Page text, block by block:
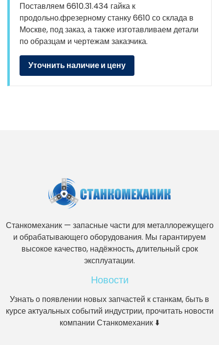
Поставляем 6610.31.434 гайка к
продольно.фрезерному станку 6610 со склада в
Москве, под заказ, а также изготавливаем детали
по образцам и чертежам заказчика.
Уточнить наличие и цену
Станкомеханик — запасные части для металлорежущего
и обрабатывающего оборудования. Мы гарантируем
высокое качество, надёжность, длительный срок
эксплуатации.
Новости
Узнать о появлении новых запчастей к станкам, быть в
курсе актуальных событий индустрии, прочитать новости
компании Станкомеханик ⬇️